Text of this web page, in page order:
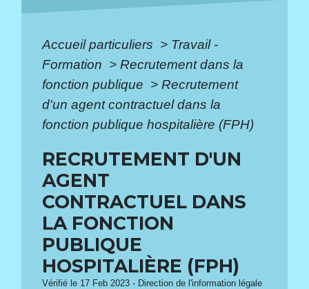
Accueil particuliers > Travail -
Formation > Recrutement dans la
fonction publique > Recrutement
d'un agent contractuel dans la
fonction publique hospitalière (FPH)
RECRUTEMENT D'UN
AGENT
CONTRACTUEL DANS
LA FONCTION
PUBLIQUE
HOSPITALIÈRE (FPH)
Vérifié le 17 Feb 2023 - Direction de l'information légale